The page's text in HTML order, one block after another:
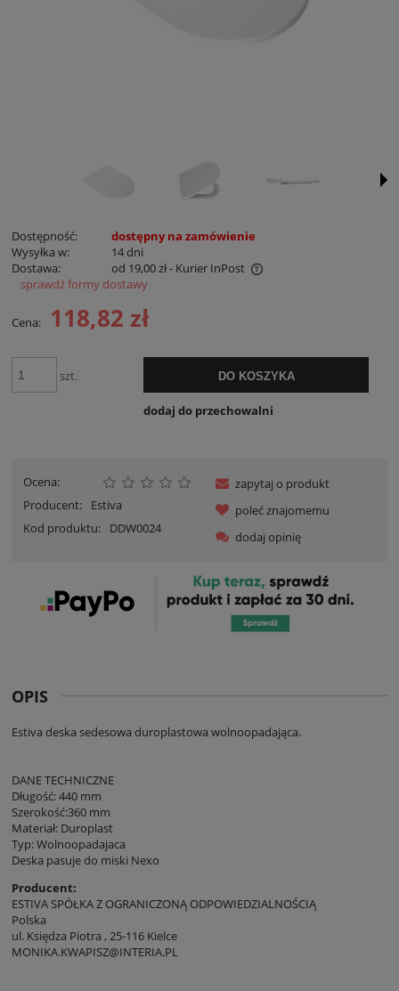
Dostępność:
dostępny na zamówienie
Wysyłka w:
14 dni
Dostawa:
od 19,00 zł- Kurier InPost
Cena nie zawiera ewentualnych kosztów płatności
sprawdź formy dostawy
Cena: 118,82 zł
szt. DO KOSZYKA
dodaj do przechowalni
Ocena:
Producent:
Estiva
Kod produktu:
DDW0024
zapytaj o produkt
poleć znajomemu
dodaj opinię
OPIS
Estiva deska sedesowa duroplastowa wolnoopadająca.
DANE TECHNICZNE
Długość: 440 mm
Szerokość:360 mm
Materiał: Duroplast
Typ: Wolnoopadajaca
Deska pasuje do miski Nexo
Producent:
ESTIVA SPÓŁKA Z OGRANICZONĄ ODPOWIEDZIALNOŚCIĄ
Polska
ul. Księdza Piotra , 25-116 Kielce
MONIKA.KWAPISZ@INTERIA.PL